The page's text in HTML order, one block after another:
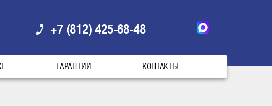
+7 (812) 425-68-48
ГАРАНТИИ КОНТАКТЫ